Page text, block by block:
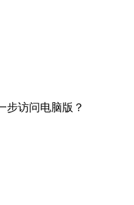
步访问电脑版？